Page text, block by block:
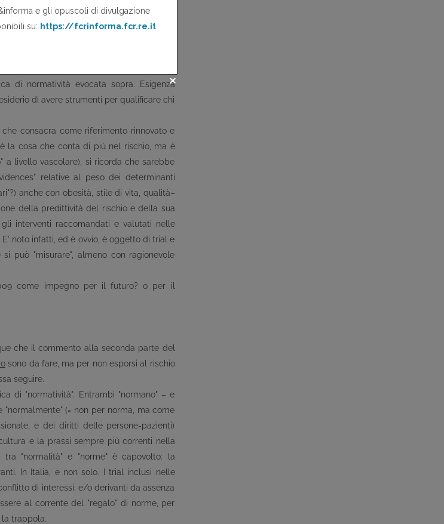
rigorosi, ma senza perdere di vista
e bisogni-popolazioni-contesti reali".
con un'aggiunta. FRAMINGHAM-
tantissime: una vera e propria moda–
ECM, pianificazioni, valutazioni, come
di normatività evocata sopra. Esigenza
di avere strumenti per qualificare chi
consacra come riferimento rinnovato e
la cosa che conta di più nel rischio, ma è
livello vascolare), si ricorda che sarebbe
relative al peso dei determinanti
anche con obesità, stile di vita, qualità–
della predittività del rischio e della sua
interventi raccomandati e valutati nelle
noto infatti, ed è ovvio, è oggetto di trial e
può "misurare", almeno con ragionevole
come impegno per il futuro? o per il
che il commento alla seconda parte del
sono da fare, ma per non esporsi al rischio
seguire.
di "normatività". Entrambi "normano" – e
(= non per norma, ma come
e dei diritti delle persone-pazienti)
e la prassi sempre più correnti nella
"normalità" e "norme" è capovolto: la
In Italia, e non solo. I trial inclusi nelle
di interessi: e/o derivanti da assenza
al corrente del "regalo" di norme, per
la trappola.